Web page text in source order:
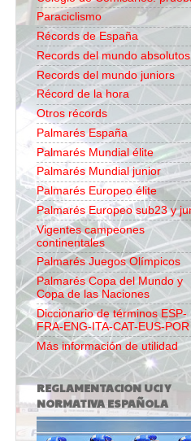
Paraciclismo
Récords de España
Records del mundo absolutos
Records del mundo juniors
Récord de la hora
Otros récords
Palmarés España
Palmarés Mundial élite
Palmarés Mundial junior
Palmarés Europeo élite
Palmarés Europeo sub23 y
Vigentes campeones
continentales
Palmarés Juegos Olímpicos
Palmarés Copa del Mundo y
Copa de las Naciones
Diccionario de términos ESP-
FRA-ENG-ITA-CAT-EUS-POR
Más información de utilidad
REGLAMENTACION UCI Y
NORMATIVA ESPAÑOLA